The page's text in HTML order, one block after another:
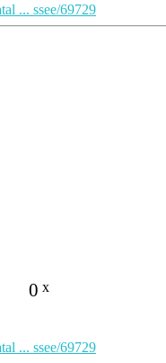
... ssee/69729
0 x
... ssee/69729